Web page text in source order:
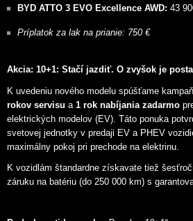
BYD ATTO 3 EVO Excellence AWD: 43
Príplatok za lak na prianie: 750 €
Akcia: 10+1: Stačí jazdiť. O zvyšok je
K uvedeniu nového modelu spúšťame kampaň
rokov servisu a 1 rok nabíjania zadarmo
elektrických modelov (EV). Táto ponuka
svetovej jednotky v predaji EV a PHEV
maximálny pokoj pri prechode na elektrinu.
K vozidlám štandardne získavate tiež
záruku na batériu (do 250 000 km) s